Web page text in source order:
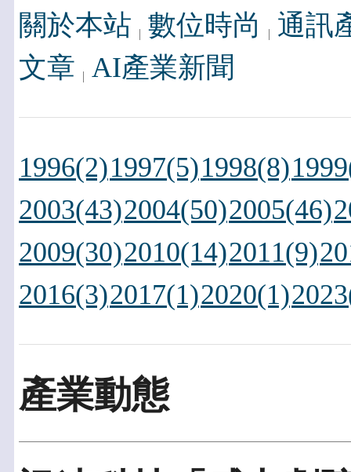
關於本站 數位時尚
通訊
文章 AI產業新聞
1996(2)1997(5)1998(8)
2003(43)2004(50)2005(46)
2009(30)2010(14)2011(9)
2016(3)2017(1)2020(1)
產業動態